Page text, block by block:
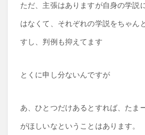
ただ、主張はありますが自身の学説
はなくて、それぞれの学説をちゃん
すし、判例も抑えてます
とくに申し分ないんですが
あ、ひとつだけあるとすれば、たま
がほしいなということはあります。